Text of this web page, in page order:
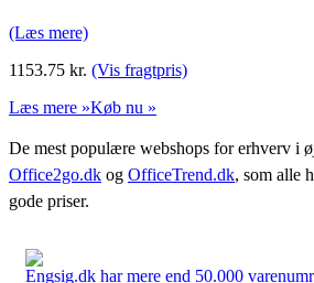
(Læs mere)
1153.75 kr. (Vis fragtpris)
Læs mere »Køb nu »
De mest populære webshops for erhverv i
Office2go.dk og OfficeTrend.dk, som alle
gode priser.
Engsig.dk har mere end 50.000